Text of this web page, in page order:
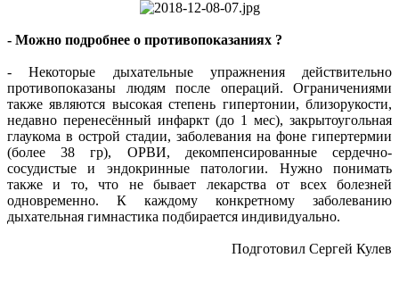
- Можно подробнее о противопоказаниях ?
- Некоторые дыхательные упражнения действительно
противопоказаны людям после операций. Ограничениями
также являются высокая степень гипертонии, близорукости,
недавно перенесённый инфаркт (до 1 мес), закрытоугольная
глаукома в острой стадии, заболевания на фоне гипертермии
(более 38 гр), ОРВИ, декомпенсированные сердечно-
сосудистые и эндокринные патологии. Нужно понимать
также и то, что не бывает лекарства от всех болезней
одновременно. К каждому конкретному заболеванию
дыхательная гимнастика подбирается индивидуально.
Подготовил Сергей Кулев